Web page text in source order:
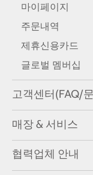
마이페이지
주문내역
제휴신용카드
글로벌 멤버십
고객센터(FAQ/
매장 & 서비스
협력업체 안내